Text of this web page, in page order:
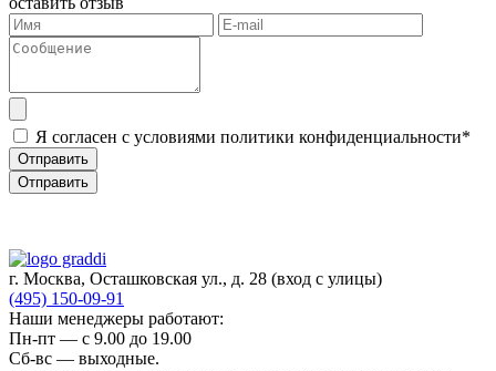
Я согласен с условиями политики конфиденциальности*
Отправить
Отправить
г. Москва, Осташковская ул., д. 28 (вход с улицы)
(495) 150-09-91
Наши менеджеры работают:
Пн-пт — c 9.00 до 19.00
Сб-вс — выходные.